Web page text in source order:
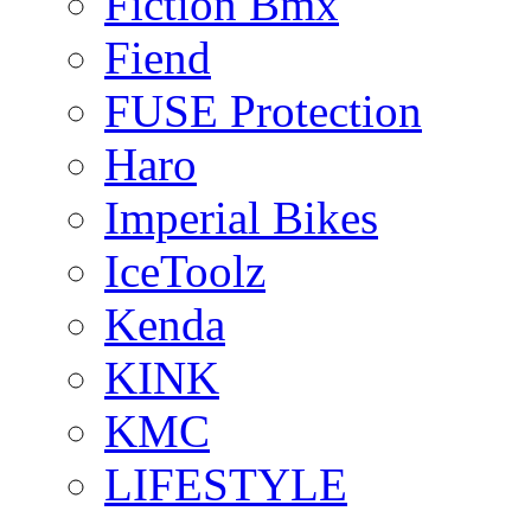
Fiend
FUSE Protection
Haro
Imperial Bikes
IceToolz
Kenda
KINK
KMC
LIFESTYLE